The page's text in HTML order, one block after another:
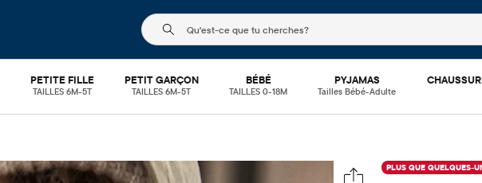
PETITE FILLE
TAILLES 6M-5T
PETIT GARÇON
TAILLES 6M-5T
BÉBÉ
TAILLES 0-18M
PYJAMAS
Tailles Bébé-Adulte
PLUS QUE QUELQUES-